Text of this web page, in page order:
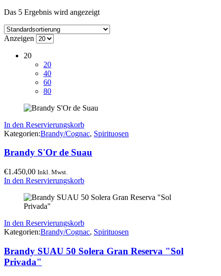
Das 5 Ergebnis wird angezeigt
Anzeigen
20
20
40
60
80
In den Reservierungskorb
Kategorien:Brandy/Cognac, Spirituosen
Brandy S'Or de Suau
€1.450,00 Inkl. Mwst.
In den Reservierungskorb
In den Reservierungskorb
Kategorien:Brandy/Cognac, Spirituosen
Brandy SUAU 50 Solera Gran Reserva "Sol
Privada"